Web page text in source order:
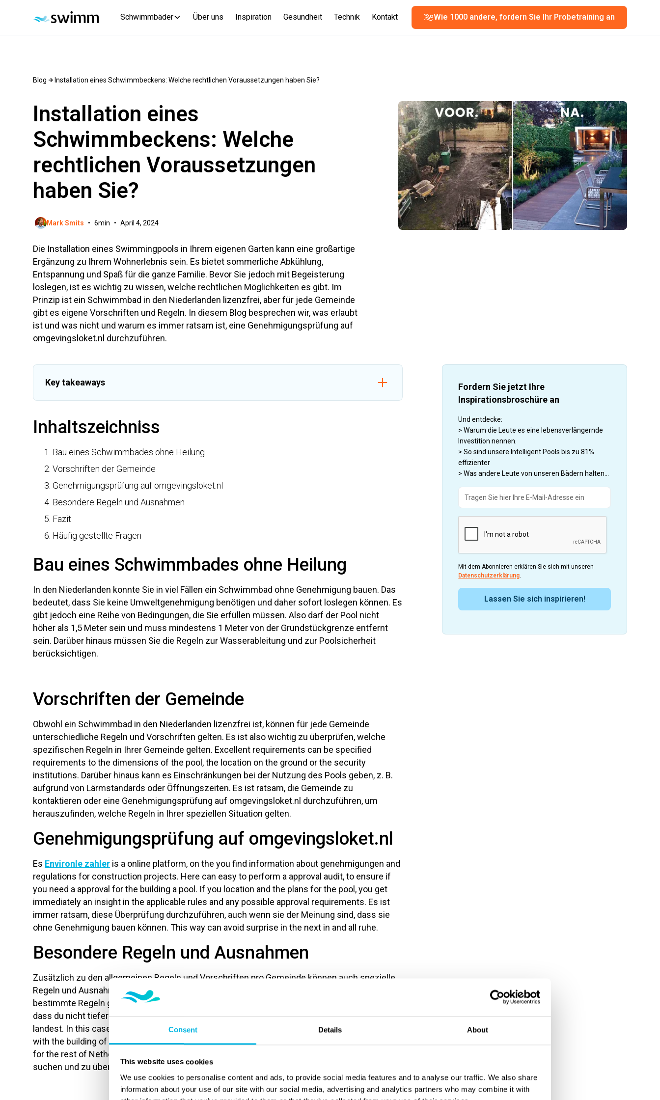
Consent Details About
This website uses cookies
We use cookies to personalise content and ads, to provide social media features and to analyse our traffic. We also share
information about your use of our site with our social media, advertising and analytics partners who may combine it with
Schwimmbäder Über uns Inspiration Gesundheit Technik Kontakt Wie 1000 andere, fordern Sie Ihr Probetraining an
Blog Installation eines Schwimmbeckens: Welche rechtlichen Voraussetzungen haben Sie?
Installation eines
Schwimmbeckens: Welche
rechtlichen Voraussetzungen
haben Sie?
Mark Smits • 6min • April 4, 2024
Die Installation eines Swimmingpools in Ihrem eigenen Garten kann eine großartige
Ergänzung zu Ihrem Wohnerlebnis sein. Es bietet sommerliche Abkühlung,
Entspannung und Spaß für die ganze Familie. Bevor Sie jedoch mit Begeisterung
loslegen, ist es wichtig zu wissen, welche rechtlichen Möglichkeiten es gibt. Im
Prinzip ist ein Schwimmbad in den Niederlanden lizenzfrei, aber für jede Gemeinde
gibt es eigene Vorschriften und Regeln. In diesem Blog besprechen wir, was erlaubt
ist und was nicht und warum es immer ratsam ist, eine Genehmigungsprüfung auf
omgevingsloket.nl durchzuführen.
Key takeaways
Meestal kun je in Nederland zonder vergunning een zwembad aanleggen.
je bomen moet kappen.
Inhaltszeichniss
Bau eines Schwimmbades ohne Heilung
Vorschriften der Gemeinde
Genehmigungsprüfung auf omgevingsloket.nl
Besondere Regeln und Ausnahmen
Fazit
Häufig gestellte Fragen
Bau eines Schwimmbades ohne Heilung
In den Niederlanden konnte Sie in viel Fällen ein Schwimmbad ohne Genehmigung bauen. Das
bedeutet, dass Sie keine Umweltgenehmigung benötigen und daher sofort loslegen können. Es
gibt jedoch eine Reihe von Bedingungen, die Sie erfüllen müssen. Also darf der Pool nicht
höher als 1,5 Meter sein und muss mindestens 1 Meter von der Grundstückgrenze entfernt
sein. Darüber hinaus müssen Sie die Regeln zur Wasserableitung und zur Poolsicherheit
berücksichtigen.
Vorschriften der Gemeinde
Obwohl ein Schwimmbad in den Niederlanden lizenzfrei ist, können für jede Gemeinde
unterschiedliche Regeln und Vorschriften gelten. Es ist also wichtig zu überprüfen, welche
spezifischen Regeln in Ihrer Gemeinde gelten. Excellent requirements can be specified
requirements to the dimensions of the pool, the location on the ground or the security
institutions. Darüber hinaus kann es Einschränkungen bei der Nutzung des Pools geben, z. B.
aufgrund von Lärmstandards oder Öffnungszeiten. Es ist ratsam, die Gemeinde zu
kontaktieren oder eine Genehmigungsprüfung auf omgevingsloket.nl durchzuführen, um
herauszufinden, welche Regeln in Ihrer speziellen Situation gelten.
Genehmigungsprüfung auf omgevingsloket.nl
Es Environle zahler is a online platform, on the you find information about genehmigungen and
regulations for construction projects. Here can easy to perform a approval audit, to ensure if
you need a approval for the building a pool. If you location and the plans for the pool, you get
immediately an insight in the applicable rules and any possible approval requirements. Es ist
immer ratsam, diese Überprüfung durchzuführen, auch wenn sie der Meinung sind, dass sie
ohne Genehmigung bauen können. This way can avoid surprise in the next in and all ruhe.
Besondere Regeln und Ausnahmen
Zusätzlich zu den allgemeinen Regeln und Vorschriften pro Gemeinde können auch spezielle
Regeln und Ausnahmen gelten. Es ist also möglich, dass in der Innenstadt einer Gemeinde
bestimmte Regeln gelten, wenn es darum geht, ein Schwimmbad zu graben. Zum Beispiel,
dass du nicht tiefer als 1 Meter graben darfst, da du sonst in einem archäologischen Gebiet
landest. In this case can it required to take an archäological investigation, before they can start
with the building of the pool. This art of rules applies often only in old downtown and usual not
for the rest of Netherlands. Es ist jedoch immer ratsam, nach weiteren Informationen zu
suchen und zu überprüfen, ob in Ihrer Gemeinde die Regeln gelten.
Fordern Sie jetzt Ihre
Inspirationsbroschüre an
Und entdecke:
> Warum die Leute es eine lebensverlängernde
Investition nennen.
> So sind unsere Intelligent Pools bis zu 81%
effizienter
> Was andere Leute von unseren Bädern halten...
Mit dem Abonnieren erklären Sie sich mit unseren
Datenschutzerklärung.